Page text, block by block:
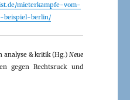
mieterkampfe-vom-
beispiel-berlin/
analyse & kritik (Hg.) Neue
gegen Rechtsruck und